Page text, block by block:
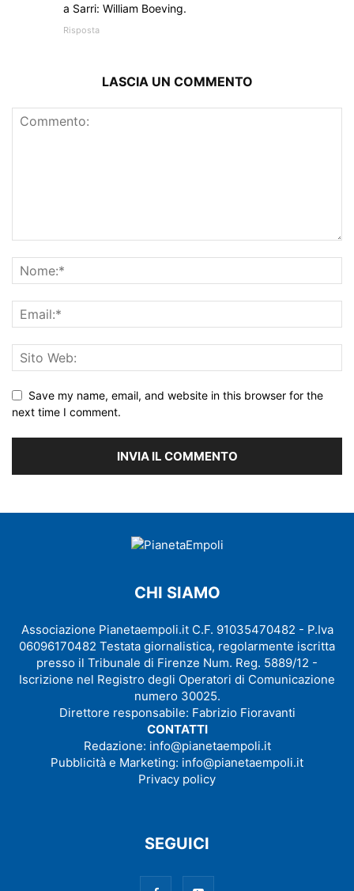
a Sarri: William Boeving.
Risposta
LASCIA UN COMMENTO
Save my name, email, and website in this browser for the
next time I comment.
CHI SIAMO
Associazione Pianetaempoli.it C.F. 91035470482 - P.Iva
06096170482 Testata giornalistica, regolarmente iscritta
presso il Tribunale di Firenze Num. Reg. 5889/12 -
Iscrizione nel Registro degli Operatori di Comunicazione
numero 30025.
Direttore responsabile: Fabrizio Fioravanti
CONTATTI
Redazione: info@pianetaempoli.it
Pubblicità e Marketing: info@pianetaempoli.it
Privacy policy
SEGUICI